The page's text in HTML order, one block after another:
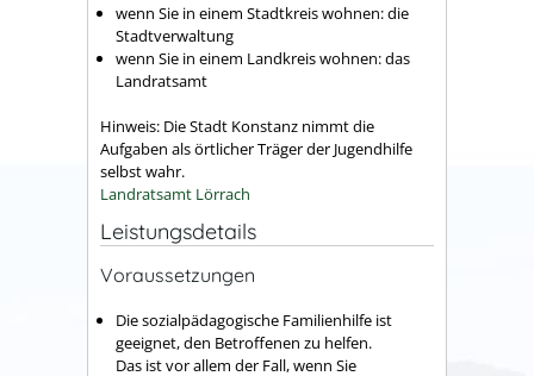
wenn Sie in einem Stadtkreis wohnen: die
Stadtverwaltung
wenn Sie in einem Landkreis wohnen: das
Landratsamt
Hinweis: Die Stadt Konstanz nimmt die
Aufgaben als örtlicher Träger der Jugendhilfe
selbst wahr.
Landratsamt Lörrach
Leistungsdetails
Voraussetzungen
Die sozialpädagogische Familienhilfe ist
geeignet, den Betroffenen zu helfen.
Das ist vor allem der Fall, wenn Sie